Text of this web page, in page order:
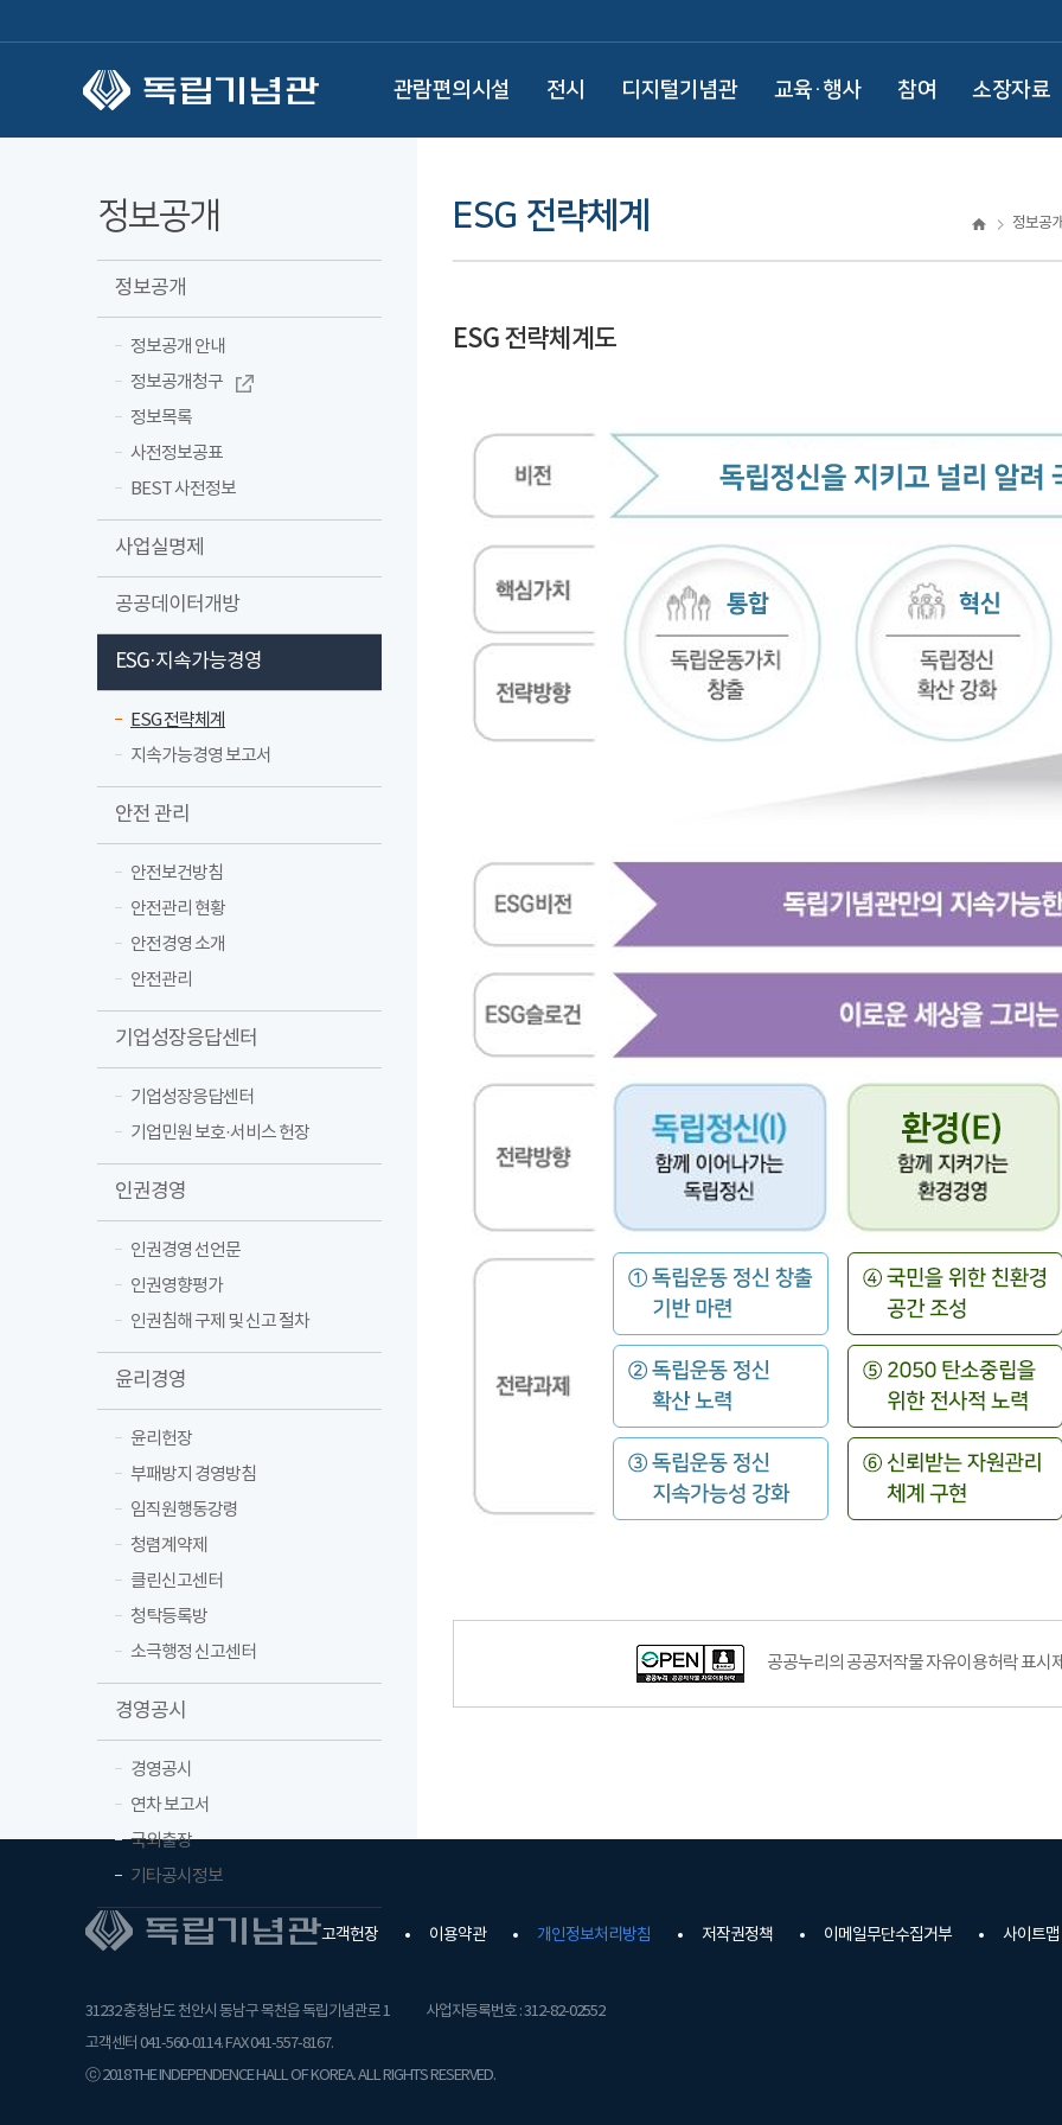
관람편의시설 전시 디지털기념관 교육·행사 참여 소장자료
정보공개
정보공개
정보공개 안내
정보공개청구
정보목록
사전정보공표
BEST 사전정보
사업실명제
공공데이터개방
ESG·지속가능경영
ESG 전략체계
지속가능경영 보고서
안전 관리
안전보건방침
안전관리 현황
안전경영 소개
안전관리
기업성장응답센터
기업성장응답센터
기업민원 보호·서비스 헌장
인권경영
인권경영 선언문
인권영향평가
인권침해 구제 및 신고 절차
윤리경영
윤리헌장
부패방지 경영방침
임직원행동강령
청렴계약제
클린신고센터
청탁등록방
소극행정 신고센터
경영공시
경영공시
연차 보고서
국외출장
기타공시정보
ESG 전략체계 정보공
ESG 전략체계도
공공누리의 공공저작물 자유이용허락 표시
고객헌장 이용약관 개인정보처리방침 저작권정책 이메일무단수집거부 사이트맵
31232 충청남도 천안시 동남구 목천읍 독립기념관로 1
사업자등록번호 : 312-82-02552
고객센터 041-560-0114. FAX 041-557-8167.
ⓒ 2018 THE INDEPENDENCE HALL OF KOREA. ALL RIGHTS RESERVED.